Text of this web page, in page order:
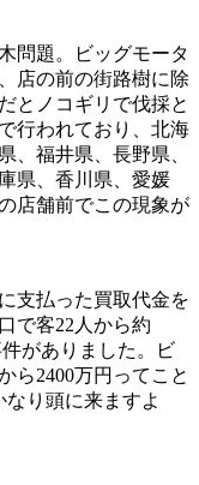
問題。ビッグモータ
店の前の街路樹に除
とノコギリで伐採と
行われており、北海
、福井県、長野県、
県、香川県、愛媛
店舗前でこの現象が
支払った買取代金を
で客22人から約
がありました。ビ
ら2400万円ってこと
り頭に来ますよ